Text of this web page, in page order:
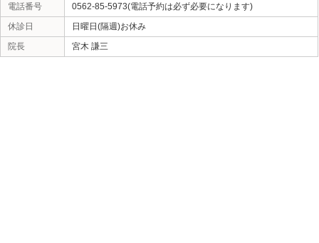
ーズな施術のためにご予約をお願い申し上げます。